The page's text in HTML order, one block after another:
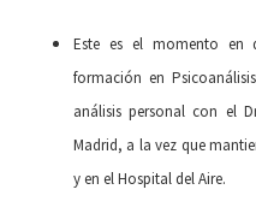
Este es el momento en
formación en
análisis personal con el
Madrid, a la vez que
y en el Hospital del Aire.